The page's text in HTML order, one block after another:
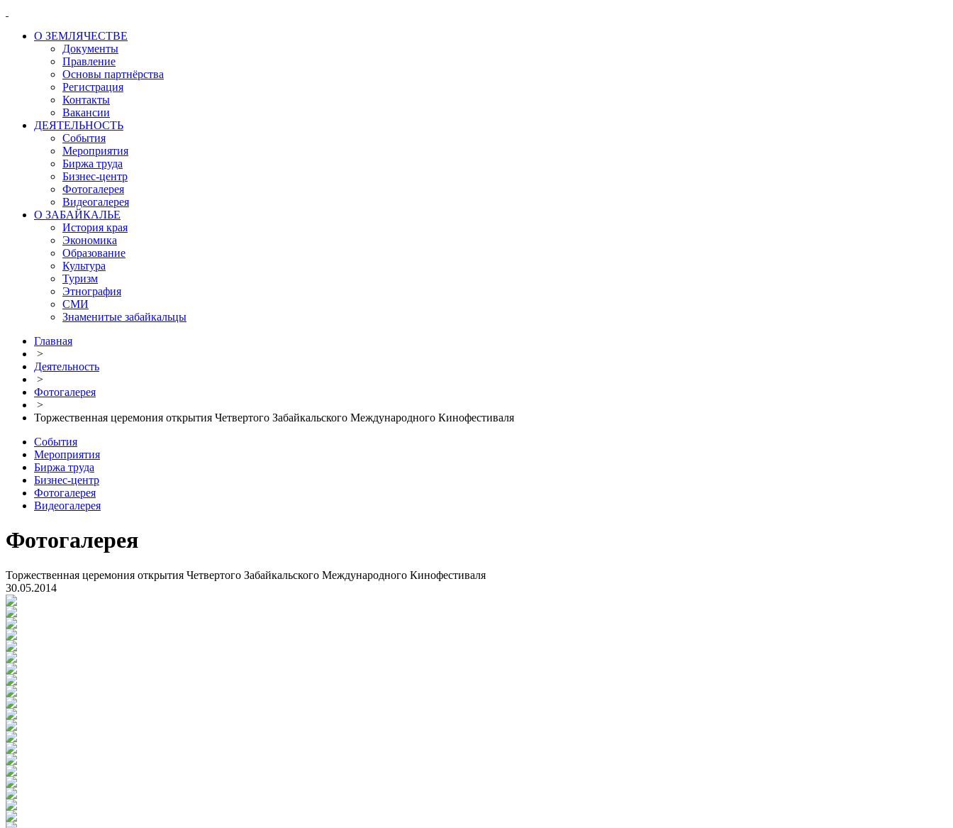
О ЗЕМЛЯЧЕСТВЕ
Документы
Правление
Основы партнёрства
Регистрация
Контакты
Вакансии
ДЕЯТЕЛЬНОСТЬ
События
Мероприятия
Биржа труда
Бизнес-центр
Фотогалерея
Видеогалерея
О ЗАБАЙКАЛЬЕ
История края
Экономика
Образование
Культура
Туризм
Этнография
СМИ
Знаменитые забайкальцы
Главная
>
Деятельность
>
Фотогалерея
>
Торжественная церемония открытия Четвертого Забайкальского Международного Кинофестиваля
События
Мероприятия
Биржа труда
Бизнес-центр
Фотогалерея
Видеогалерея
Фотогалерея
Торжественная церемония открытия Четвертого Забайкальского Международного Кинофестиваля
30.05.2014